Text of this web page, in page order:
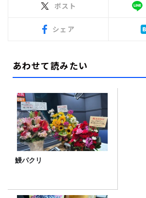
ポスト
シェア
あわせて読みたい
鰻パクリ